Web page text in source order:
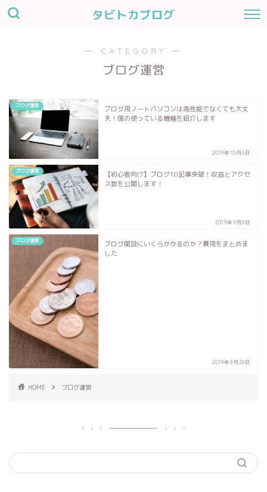
タビトカブログ
― CATEGORY ―
ブログ運営
ブログ運営
ブログ用ノートパソコンは高性能でなくても大丈
夫！僕の使っている機種を紹介します
2019年10月6日
ブログ運営
【初心者向け】ブログ10記事突破！収益とアクセ
ス数を公開します！
2019年9月8日
ブログ運営
ブログ開設にいくらかかるのか？費用をまとめま
した
2019年8月26日
HOME ブログ運営